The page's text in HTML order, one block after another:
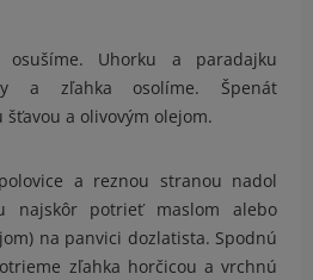
Uhorku a paradajku
a zľahka osolíme. Špenát
a olivovým olejom.
a reznou stranou nadol
najskôr potrieť maslom alebo
na panvici dozlatista. Spodnú
zľahka horčicou a vrchnú